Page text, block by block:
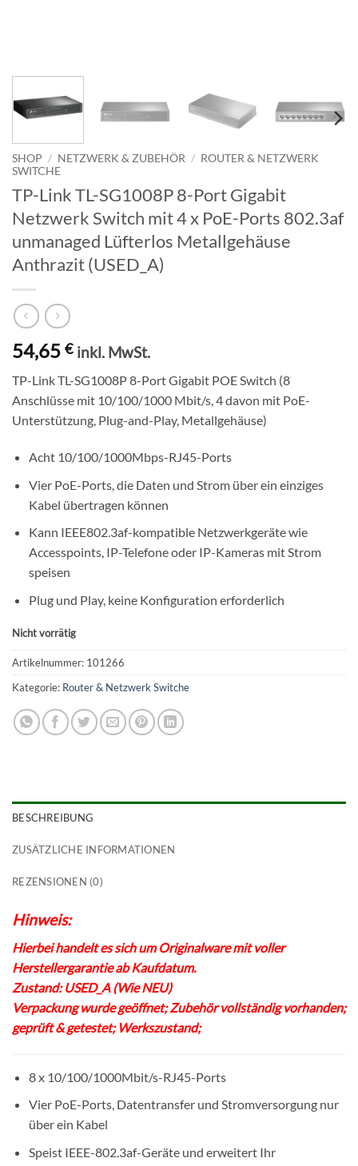
SHOP / NETZWERK & ZUBEHÖR / ROUTER & NETZWERK
SWITCHE
TP-Link TL-SG1008P 8-Port Gigabit
Netzwerk Switch mit 4 x PoE-Ports 802.3af
unmanaged Lüfterlos Metallgehäuse
Anthrazit (USED_A)
54,65 € inkl. MwSt.
TP-Link TL-SG1008P 8-Port Gigabit POE Switch (8
Anschlüsse mit 10/100/1000 Mbit/s, 4 davon mit PoE-
Unterstützung, Plug-and-Play, Metallgehäuse)
Acht 10/100/1000Mbps-RJ45-Ports
Vier PoE-Ports, die Daten und Strom über ein einziges
Kabel übertragen können
Kann IEEE802.3af-kompatible Netzwerkgeräte wie
Accesspoints, IP-Telefone oder IP-Kameras mit Strom
speisen
Plug und Play, keine Konfiguration erforderlich
Nicht vorrätig
Artikelnummer: 101266
Kategorie: Router & Netzwerk Switche
BESCHREIBUNG
ZUSÄTZLICHE INFORMATIONEN
REZENSIONEN (0)
Hinweis:
Hierbei handelt es sich um Originalware mit voller
Herstellergarantie ab Kaufdatum.
Zustand: USED_A (Wie NEU)
Verpackung wurde geöffnet; Zubehör vollständig vorhanden;
geprüft & getestet; Werkszustand;
8 x 10/100/1000Mbit/s-RJ45-Ports
Vier PoE-Ports, Datentransfer und Stromversorgung nur
über ein Kabel
Speist IEEE-802.3af-Geräte und erweitert Ihr